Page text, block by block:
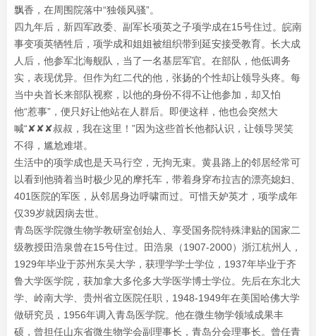
飘香，在周围院落中“独领风骚”。
四九年后，新四军政委、副军长项英之子项学成在15号住过。皖南
事变项英牺牲后，项学成和姐姐被组织带到延安接受教育。长大成
人后，他参军北海舰队，当了一名基层军官。在部队，他低调务
实，表现优异。但作为红二代的他，张扬的个性却让领导头疼。每
当中央首长来部队视察，以他的身份不得不让他参加，却又怕
他“惹事”，便只好让他站在人群后。即便这样，他也会突然大
喊“✘✘✘叔叔，我在这里！”因为这些首长他都认识，让领导哭笑
不得，尴尬难堪。
生活中的项学成也是天马行空，无拘无束。黄县路上的邻居经常可
以看到他骑着当时极少见的摩托车，带着身穿布拉吉的漂亮媳妇、
401医院的军医，从邻居身边呼啸而过。可惜天妒英才，项学成年
仅39岁就因病去世。
青岛医学院微生物学教研室创始人、享受国务院特殊津贴的国家二
级教授田浩泉曾在15号住过。田浩泉（1907-2000）浙江杭州人，
1929年毕业于苏州东吴大学，获理学学士学位，1937年毕业于齐
鲁大学医学院，获加拿大多伦多大学医学博士学位。先后在东北大
学、岭南大学、贵州省立医院任职，1948-1949年在美国哈佛大学
做研究员，1956年调入青岛医学院。他在微生物学领域成果丰
硕，曾担任山东省微生物学会副理事长，青岛分会理事长。曾任青